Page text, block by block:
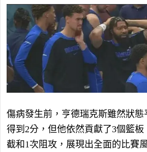
傷病發生前，亨德瑞克斯雖然狀態
得到2分，但他依然貢獻了3個籃板
截和1次阻攻，展現出全面的比賽